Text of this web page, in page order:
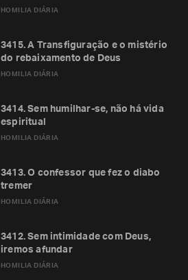
HOMILIA DIÁRIA
HOMILIA DIÁRIA
3415. A Transfiguração e o mistério
do rebaixamento de Deus
HOMILIA DIÁRIA
3414. Sem humilhar-se, não há vida
espiritual
HOMILIA DIÁRIA
3413. O confessor que fez o diabo
tremer
HOMILIA DIÁRIA
3412. Sem intimidade com Deus,
iremos afundar